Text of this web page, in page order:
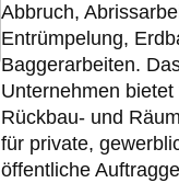
Abbruch,
Entrümpelung,
Baggerarbeiten.
Unternehmen
Rückbau- und
für private,
öffentliche